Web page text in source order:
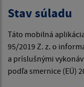
Stav súladu
Táto mobilná
95/2019 Z. z. o
a príslušnými
podľa smernice (EÚ)